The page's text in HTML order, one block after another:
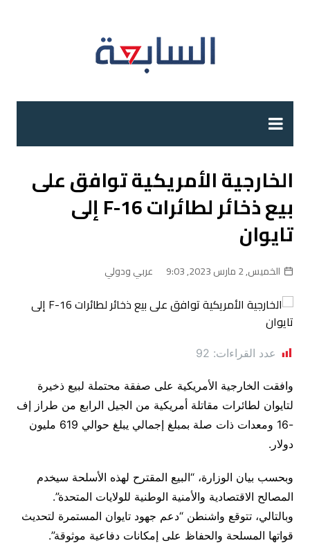
الخارجية الأمريكية توافق على
بيع ذخائر لطائرات F-16 إلى
تايوان
الخميس, 2 مارس 2023, 9:03 عربي ودولي
عدد القراءات: 92
وافقت الخارجية الأمريكية على صفقة محتملة لبيع ذخيرة
لتايوان لطائرات مقاتلة أمريكية من الجيل الرابع من طراز إف
-16 ومعدات ذات صلة بمبلغ إجمالي يبلغ حوالي 619 مليون
دولار.
وبحسب بيان الوزارة، “البيع المقترح لهذه الأسلحة سيخدم
المصالح الاقتصادية والأمنية الوطنية للولايات المتحدة”.
وبالتالي، تتوقع واشنطن “دعم جهود تايوان المستمرة لتحديث
قواتها المسلحة والحفاظ على إمكانات دفاعية موثوقة”.